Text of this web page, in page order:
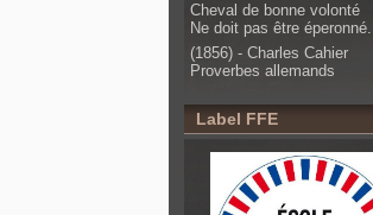
Cheval de bonne volonté
Ne doit pas être éperonné.
(1856) - Charles Cahier
Proverbes allemands
Label FFE